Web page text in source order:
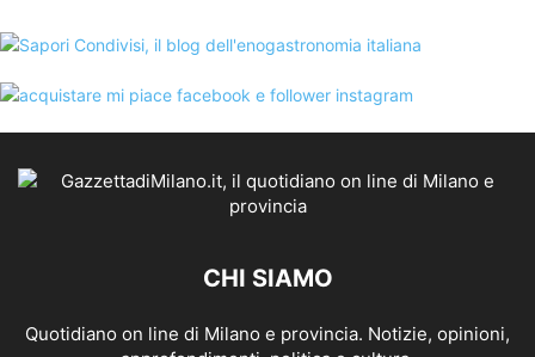
CHI SIAMO
Quotidiano on line di Milano e provincia. Notizie, opinioni,